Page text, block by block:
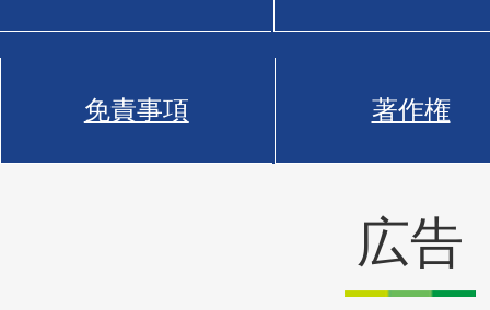
免責事項 著作権
広告